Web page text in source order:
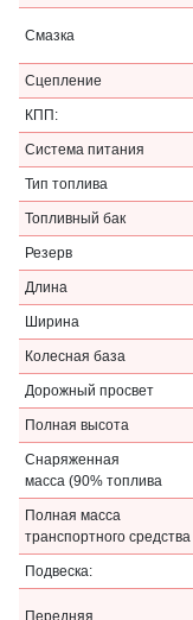
Смазка
Сцепление
КПП:
Система питания
Тип топлива
Топливный бак
Резерв
Длина
Ширина
Колесная база
Дорожный просвет
Полная высота
Снаряженная
масса (90% топлива
Полная масса
транспортного средства
Подвеска:
Передняя